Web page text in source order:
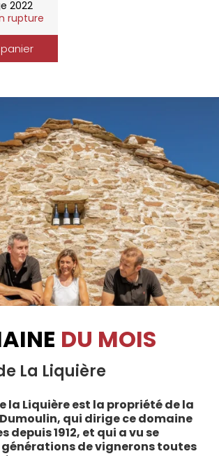
2022
rupture
DU MOIS
La Liquière
la Liquière est la propriété de la
qui dirige ce domaine
depuis 1912, et qui a vu se
de vignerons toutes